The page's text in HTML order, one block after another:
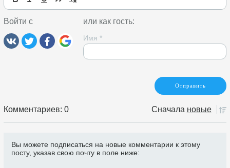
Войти с или как гость:
Имя *
Комментариев: 0 Сначала новые
Вы можете подписаться на новые комментарии к этому
посту, указав свою почту в поле ниже: